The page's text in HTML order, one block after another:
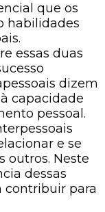
que os
habilidades
essas duas
dizem
capacidade
pessoal.
e se
outros. Neste
dessas
contribuir para